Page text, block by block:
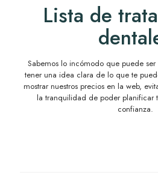
Lista de
Sabemos lo incómodo que puede
tener una idea clara de lo que te
mostrar nuestros precios en la web,
la tranquilidad de poder planificar
confianza.